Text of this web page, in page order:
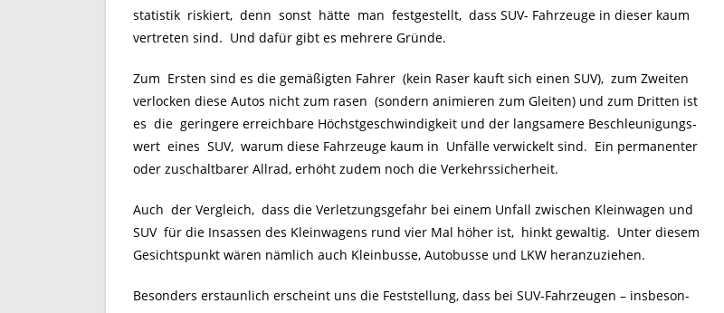
statistik riskiert, denn sonst hätte man festgestellt, dass SUV- Fahrzeuge in dieser kaum
vertreten sind. Und dafür gibt es mehrere Gründe.
Zum Ersten sind es die gemäßigten Fahrer (kein Raser kauft sich einen SUV), zum Zweiten
verlocken diese Autos nicht zum rasen (sondern animieren zum Gleiten) und zum Dritten ist
es die geringere erreichbare Höchstgeschwindigkeit und der langsamere Beschleunigungs-
wert eines SUV, warum diese Fahrzeuge kaum in Unfälle verwickelt sind. Ein permanenter
oder zuschaltbarer Allrad, erhöht zudem noch die Verkehrssicherheit.
Auch der Vergleich, dass die Verletzungsgefahr bei einem Unfall zwischen Kleinwagen und
SUV für die Insassen des Kleinwagens rund vier Mal höher ist, hinkt gewaltig. Unter diesem
Gesichtspunkt wären nämlich auch Kleinbusse, Autobusse und LKW heranzuziehen.
Besonders erstaunlich erscheint uns die Feststellung, dass bei SUV-Fahrzeugen – insbeson-